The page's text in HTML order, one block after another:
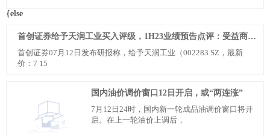
{else
首创证券给予天润工业买入评级，1H23业绩预告点评：受益商用车行业复苏，1H23业绩预计同比大幅增长
首创证券07月12日发布研报称，给予天润工业（002283 SZ，最新
价：7 15
国内油价调价窗口12日开启，或“两连涨”
7月12日24时，国内新一轮成品油调价窗口将开
启。在上一轮油价上调后，